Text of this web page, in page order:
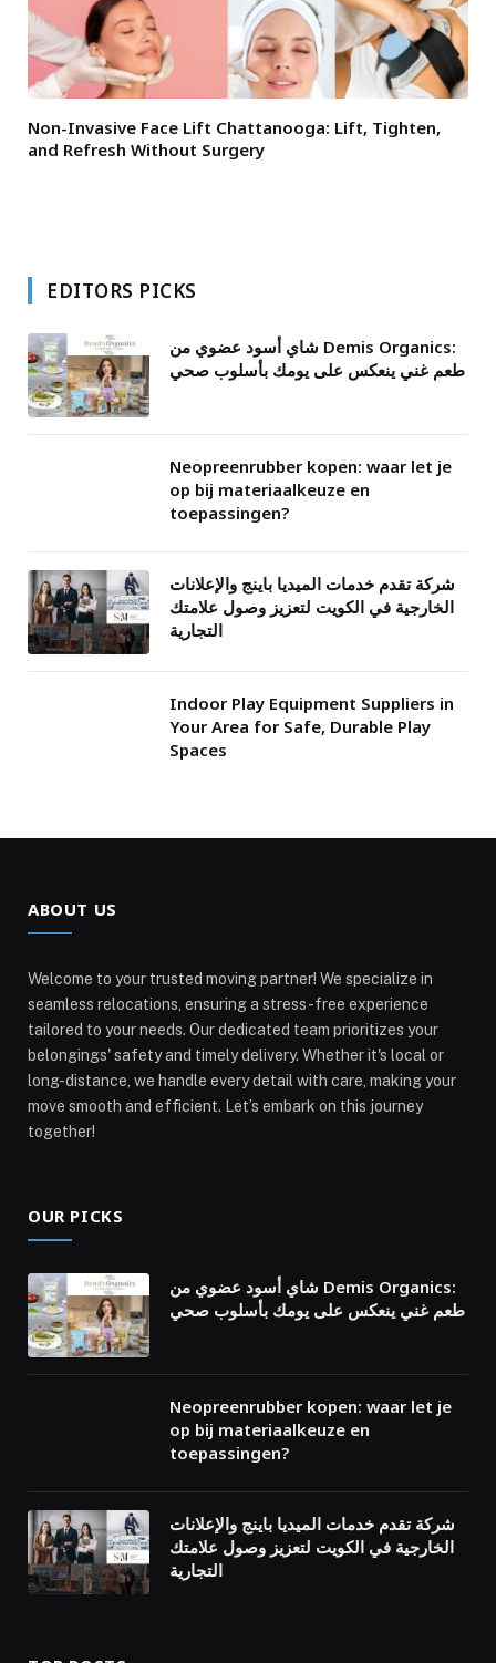
Non-Invasive Face Lift Chattanooga: Lift, Tighten,
and Refresh Without Surgery
EDITORS PICKS
شاي أسود عضوي من Demis Organics:
طعم غني ينعكس على يومك بأسلوب صحي
Neopreenrubber kopen: waar let je
op bij materiaalkeuze en
toepassingen?
شركة تقدم خدمات الميديا باينج والإعلانات
الخارجية في الكويت لتعزيز وصول علامتك
التجارية
Indoor Play Equipment Suppliers in
Your Area for Safe, Durable Play
Spaces
ABOUT US
Welcome to your trusted moving partner! We specialize in
seamless relocations, ensuring a stress-free experience
tailored to your needs. Our dedicated team prioritizes your
belongings' safety and timely delivery. Whether it's local or
long-distance, we handle every detail with care, making your
move smooth and efficient. Let’s embark on this journey
together!
OUR PICKS
شاي أسود عضوي من Demis Organics:
طعم غني ينعكس على يومك بأسلوب صحي
Neopreenrubber kopen: waar let je
op bij materiaalkeuze en
toepassingen?
شركة تقدم خدمات الميديا باينج والإعلانات
الخارجية في الكويت لتعزيز وصول علامتك
التجارية